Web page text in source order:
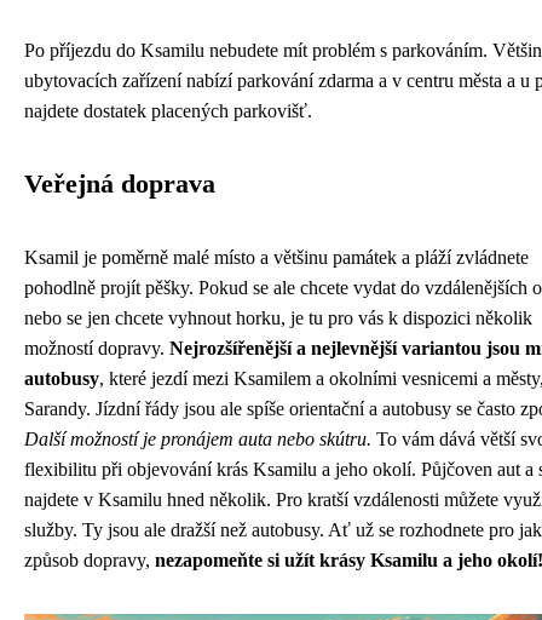
Po příjezdu do Ksamilu nebudete mít problém s parkováním.
ubytovacích zařízení nabízí parkování zdarma a v centru města a u
najdete dostatek placených parkovišť.
Veřejná doprava
Ksamil je poměrně malé místo a většinu památek a pláží zvládnete
pohodlně projít pěšky. Pokud se ale chcete vydat do vzdálenějších
nebo se jen chcete vyhnout horku, je tu pro vás k dispozici několik
možností dopravy. Nejrozšířenější a nejlevnější variantou jsou
autobusy, které jezdí mezi Ksamilem a okolními vesnicemi a
Sarandy. Jízdní řády jsou ale spíše orientační a autobusy se často
Další možností je pronájem auta nebo skútru. To vám dává větší
flexibilitu při objevování krás Ksamilu a jeho okolí. Půjčoven aut a
najdete v Ksamilu hned několik. Pro kratší vzdálenosti můžete
služby. Ty jsou ale dražší než autobusy. Ať už se rozhodnete pro
způsob dopravy, nezapomeňte si užít krásy Ksamilu a jeho okolí!